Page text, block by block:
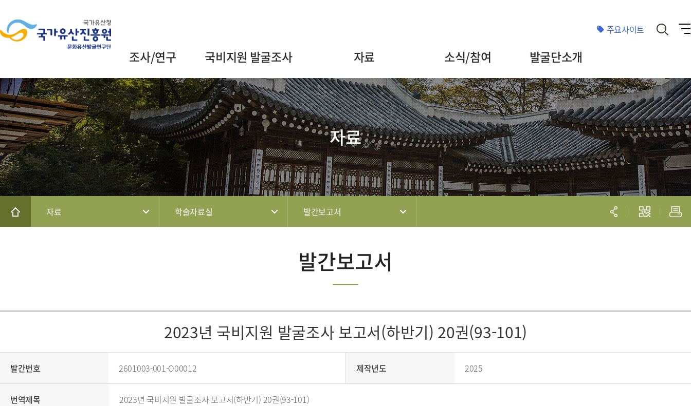
주요사이트
조사/연구 국비지원 발굴조사 자료 소식/참여 발굴단소개
자료
자료 학술자료실 발간보고서
발간보고서
2023년 국비지원 발굴조사 보고서(하반기) 20권(93-101)
발간번호 2601003-001-O00012 제작년도 2025
번역제목 2023년 국비지원 발굴조사 보고서(하반기) 20권(93-101)